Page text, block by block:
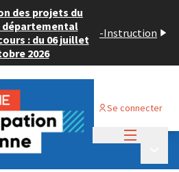
des projets du
: du 06 juillet
2026
-Instruction
Se connecter
2024